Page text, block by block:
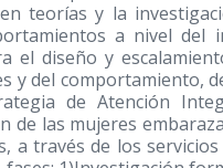
teorías y la
a nivel del
el diseño y
y del comportamiento,
de Atención
de las mujeres
a través de los servicios